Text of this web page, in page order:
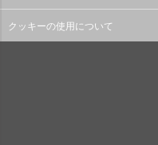
クッキーの使用について